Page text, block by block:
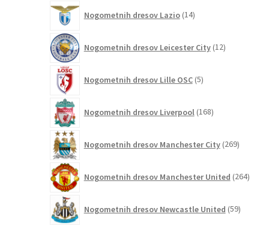
Nogometnih dresov Lazio 14izdelkov
Nogometnih dresov Leicester City 12izdelkov
Nogometnih dresov Lille OSC 5izdelkov
Nogometnih dresov Liverpool 168izdelkov
Nogometnih dresov Manchester City 269izdelkov
Nogometnih dresov Manchester United 264
Nogometnih dresov Newcastle United 59izdelkov